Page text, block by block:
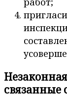
связанные